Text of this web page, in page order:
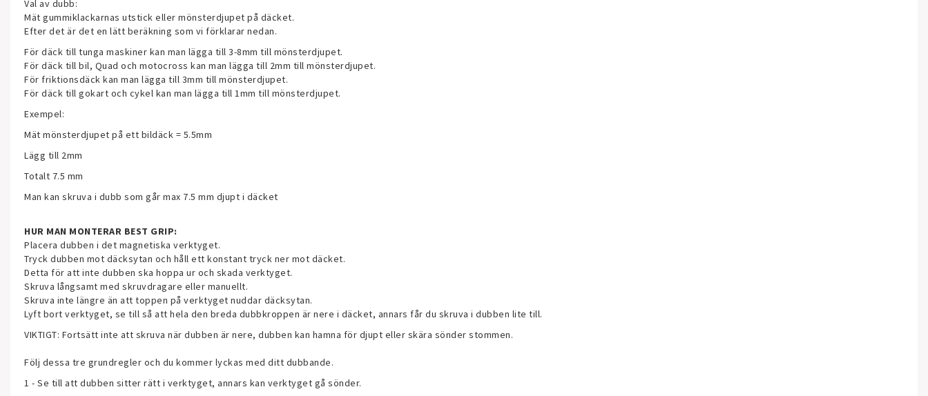
Val av dubb:
Mät gummiklackarnas utstick eller mönsterdjupet på däcket.
Efter det är det en lätt beräkning som vi förklarar nedan.
För däck till tunga maskiner kan man lägga till 3-8mm till mönsterdjupet.
För däck till bil, Quad och motocross kan man lägga till 2mm till mönsterdjupet.
För friktionsdäck kan man lägga till 3mm till mönsterdjupet.
För däck till gokart och cykel kan man lägga till 1mm till mönsterdjupet.
Exempel:
Mät mönsterdjupet på ett bildäck = 5.5mm
Lägg till 2mm
Totalt 7.5 mm
Man kan skruva i dubb som går max 7.5 mm djupt i däcket
HUR MAN MONTERAR BEST GRIP:
Placera dubben i det magnetiska verktyget.
Tryck dubben mot däcksytan och håll ett konstant tryck ner mot däcket.
Detta för att inte dubben ska hoppa ur och skada verktyget.
Skruva långsamt med skruvdragare eller manuellt.
Skruva inte längre än att toppen på verktyget nuddar däcksytan.
Lyft bort verktyget, se till så att hela den breda dubbkroppen är nere i däcket, annars får du skruva i dubben lite till.
VIKTIGT: Fortsätt inte att skruva när dubben är nere, dubben kan hamna för djupt eller skära sönder stommen.
Följ dessa tre grundregler och du kommer lyckas med ditt dubbande.
1 - Se till att dubben sitter rätt i verktyget, annars kan verktyget gå sönder.